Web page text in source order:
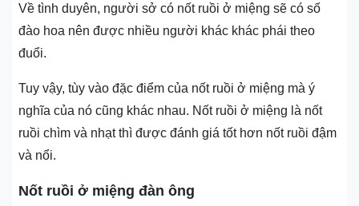
Về tình duyên, người sở có nốt ruồi ở miệng sẽ có số
đào hoa nên được nhiều người khác khác phái theo
đuổi.
Tuy vậy, tùy vào đặc điểm của nốt ruồi ở miệng mà ý
nghĩa của nó cũng khác nhau. Nốt ruồi ở miệng là nốt
ruồi chìm và nhạt thì được đánh giá tốt hơn nốt ruồi đậm
và nổi.
Nốt ruồi ở miệng đàn ông